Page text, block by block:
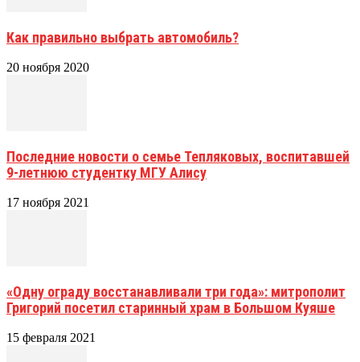
Как правильно выбрать автомобиль?
20 ноября 2020
Последние новости о семье Тепляковых, воспитавшей
9-летнюю студентку МГУ Алису
17 ноября 2021
«Одну ограду восстанавливали три года»: митрополит
Григорий посетил старинный храм в Большом Куяше
15 февраля 2021